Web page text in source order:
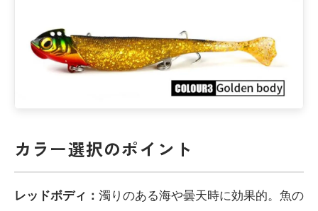
カラー選択のポイント
レッドボディ： 濁りのある海や曇天時に効果的。魚の